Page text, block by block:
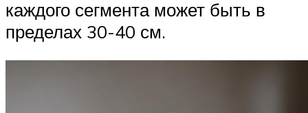
каждого сегмента может быть в
пределах 30-40 см.